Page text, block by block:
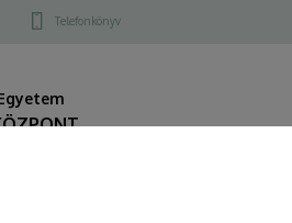
Telefonkönyv